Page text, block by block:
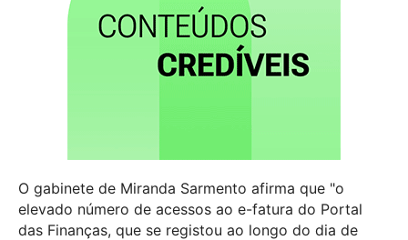
O gabinete de Miranda Sarmento afirma que "o
elevado número de acessos ao e-fatura do Portal
das Finanças, que se registou ao longo do dia de